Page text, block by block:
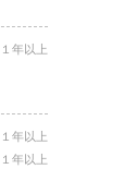
１年以上
１年以上
１年以上